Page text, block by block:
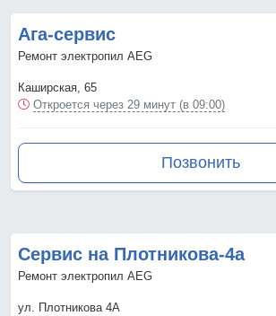
Ага-сервис
Ремонт электропил AEG
Каширская, 65
Откроется через 29 минут (в 09:00)
Позвонить
Сервис на Плотникова-4а
Ремонт электропил AEG
ул. Плотникова 4А